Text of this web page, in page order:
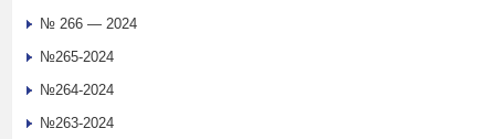
№ 266 — 2024
№265-2024
№264-2024
№263-2024